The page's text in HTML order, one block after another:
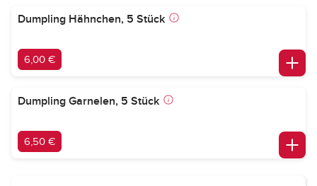
Dumpling Hähnchen, 5 Stück
6,00 €
Dumpling Garnelen, 5 Stück
6,50 €